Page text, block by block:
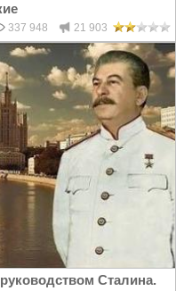
337 948 21 903
Сталина.